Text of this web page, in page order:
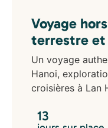
Voyage
terrestre et
Un voyage
Hanoi,
croisières à Lan
13